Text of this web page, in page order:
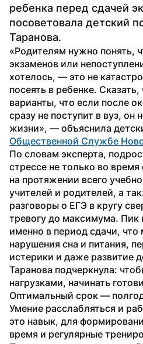
ребенка перед сдачей
посоветовала детский
Таранова.
«Родителям нужно понять,
экзаменов или
хотелось, — это не
посеять в ребенке. Сказать,
варианты, что если после
сразу не поступит в вуз, он
Общественной Службе
По словам эксперта,
стрессе не только во
на протяжении всего
учителей и родителей, а
разговоры о ЕГЭ в кругу
тревогу до максимума. Пик
именно в период сдачи,
нарушения сна и питания,
истерики и даже развитие
Таранова подчеркнула:
нагрузками, начинать
Оптимальный срок —
Умение расслабляться и
это навык, для
время и регулярные